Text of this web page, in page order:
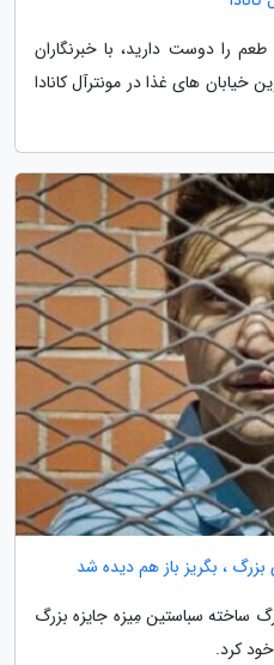
را دوست دارید، با خبرنگاران
خیابان های غذا در مونترآل کانادا
بزرگ ، بگریز باز هم دیده شد
ساخته سباستین مِیزه جایزه بزرگ
خود کرد.